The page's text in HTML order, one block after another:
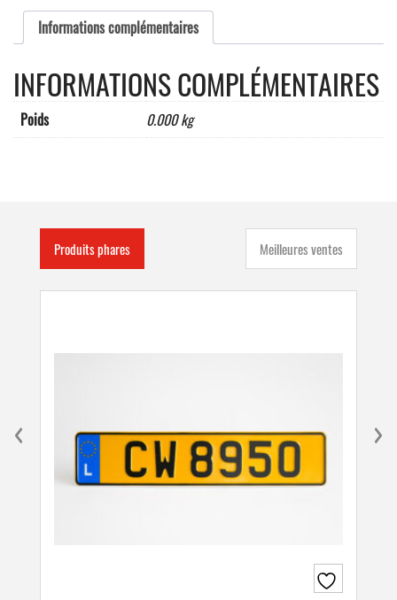
Informations complémentaires
INFORMATIONS COMPLÉMENTAIRES
Poids 0.000 kg
Produits phares Meilleures ventes